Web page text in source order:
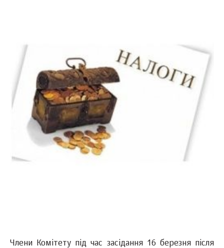
Члени Комітету під час засідання 16 березня після